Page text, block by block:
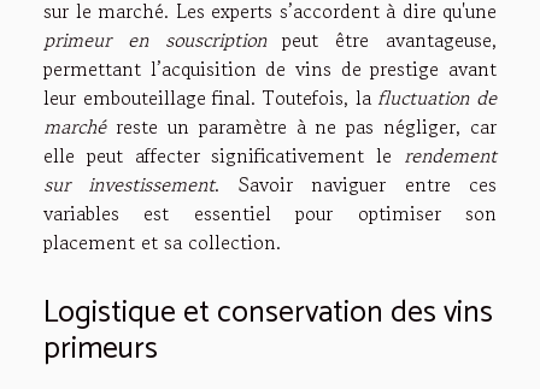
sur le marché. Les experts s’accordent à dire qu'une
primeur en souscriptionpeut être avantageuse,
permettant l’acquisition de vins de prestige avant
leur embouteillage final. Toutefois, la fluctuation de
marchéreste un paramètre à ne pas négliger, car
elle peut affecter significativement le rendement
sur investissement. Savoir naviguer entre ces
variables est essentiel pour optimiser son
placement et sa collection.
Logistique et conservation des vins
primeurs